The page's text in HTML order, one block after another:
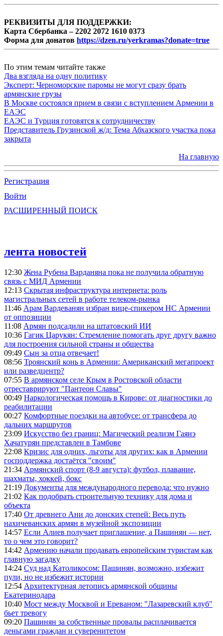
РЕКВИЗИТЫ ДЛЯ ПОДДЕРЖКИ:
Карта Сбербанка – 2202 2072 1610 0373
Форма для донатов https://dzen.ru/yerkramas?donate=true
По этим темам читайте также
Два взгляда на одну политику
Эксперт: Черноморские паромы не могут сразу брать
армянские грузы
В Москве состоялся прием в связи с вступлением Армении в
ЕАЭС
ЕАЭС и Турция готовятся к сотрудничеству
Представитель Грузинской ж/д: Тема Абхазского участка пока
закрыта
На главную
Регистрация
Войти
РАСШИРЕННЫЙ ПОИСК
лента новостей
12:30 Жена Рубена Варданяна пока не получила обратную
связь с МИД Армении
12:13 Скрытая инфраструктура интернета: роль
магистральных сетей в работе телеком-рынка
11:46 Арам Вардеванян избран вице-спикером НС Армении
от оппозиции
11:08 Армян подсадили на штатовский ИИ
10:36 Гагик Царукян: Стремление помогать друг другу важно
для построения сильной страны и общества
09:49 Сын за отца отвечает!
08:56 Троянский конь в Армении: Американский мегапроект
или разведцентр?
07:55 В армянском селе Крым в Ростовской области
отреставрируют "Пантеон Славы"
00:49 Наркологическая помощь в Кирове: от диагностики до
реабилитации
00:27 Комфортные поездки на автобусе: от трансфера до
дальних маршрутов
23:09 Искусство без границ: Магический реализм Гаянэ
Хачатурян представлен в Тамбове
22:08 Кризис для одних, льготы для других: как в Армении
господдержка достаётся "своим"
21:34 Армянский спорт (8-9 августа): футбол, плавание,
шахматы, хоккей, бокс
21:19 Документы для международного перевода: что нужно
21:02 Как подобрать строительную технику для дома и
объекта
17:40 От древнего Ани до донских степей: Весь путь
нахичеванских армян в музейной экспозиции
14:57 Если Алиев получает приглашение, а Пашинян — нет,
то о чем это говорит?
14:42 Армению начали продавать европейским туристам как
главную загадку
14:24 Суд над Католикосом: Пашинян, возможно, избежит
пули, но не избежит истории
12:54 Архитектурная летопись армянской общины
Екатеринодара
10:40 Мост между Москвой и Ереваном: "Лазаревский клуб"
бьет тревогу
09:20 Пашинян за собственные провалы расплачивается
деньгами граждан и суверенитетом